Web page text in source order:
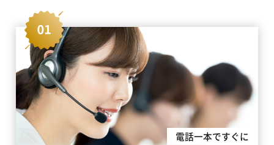
電話一本ですぐに